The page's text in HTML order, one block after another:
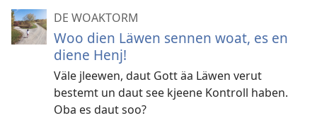
DE WOAKTORM
Woo dien Läwen sennen woat, es en
diene Henj!
Väle jleewen, daut Gott äa Läwen verut
bestemt un daut see kjeene Kontroll haben.
Oba es daut soo?